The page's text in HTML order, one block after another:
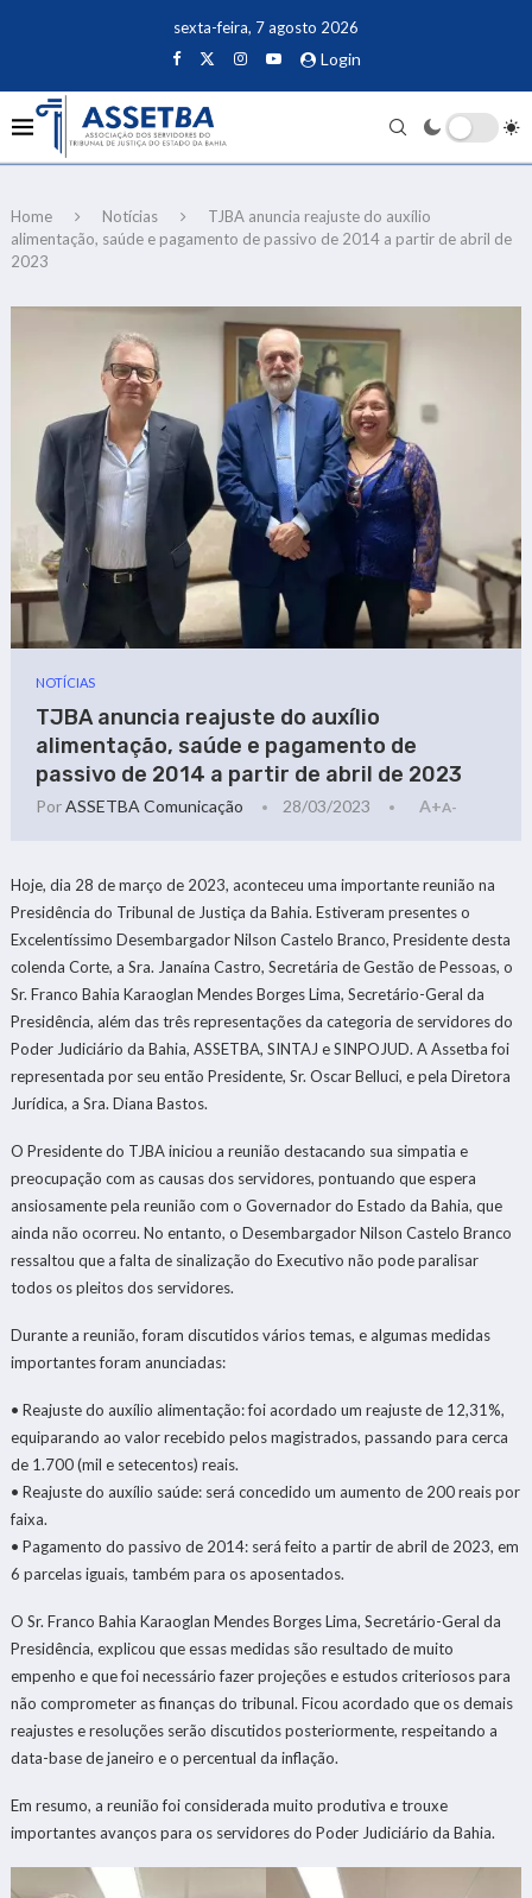
sexta-feira, 7 agosto 2026
Login
Home Notícias
TJBA anuncia reajuste do auxílio
alimentação, saúde e pagamento de passivo de 2014 a partir de abril de
2023
NOTÍCIAS
TJBA anuncia reajuste do auxílio
alimentação, saúde e pagamento de
passivo de 2014 a partir de abril de 2023
PorASSETBA Comunicação 28/03/2023 A+A-
Hoje, dia 28 de março de 2023, aconteceu uma importante reunião na
Presidência do Tribunal de Justiça da Bahia. Estiveram presentes o
Excelentíssimo Desembargador Nilson Castelo Branco, Presidente desta
colenda Corte, a Sra. Janaína Castro, Secretária de Gestão de Pessoas, o
Sr. Franco Bahia Karaoglan Mendes Borges Lima, Secretário-Geral da
Presidência, além das três representações da categoria de servidores do
Poder Judiciário da Bahia, ASSETBA, SINTAJ e SINPOJUD. A Assetba foi
representada por seu então Presidente, Sr. Oscar Belluci, e pela Diretora
Jurídica, a Sra. Diana Bastos.
O Presidente do TJBA iniciou a reunião destacando sua simpatia e
preocupação com as causas dos servidores, pontuando que espera
ansiosamente pela reunião com o Governador do Estado da Bahia, que
ainda não ocorreu. No entanto, o Desembargador Nilson Castelo Branco
ressaltou que a falta de sinalização do Executivo não pode paralisar
todos os pleitos dos servidores.
Durante a reunião, foram discutidos vários temas, e algumas medidas
importantes foram anunciadas:
• Reajuste do auxílio alimentação: foi acordado um reajuste de 12,31%,
equiparando ao valor recebido pelos magistrados, passando para cerca
de 1.700 (mil e setecentos) reais.
• Reajuste do auxílio saúde: será concedido um aumento de 200 reais por
faixa.
• Pagamento do passivo de 2014: será feito a partir de abril de 2023, em
6 parcelas iguais, também para os aposentados.
O Sr. Franco Bahia Karaoglan Mendes Borges Lima, Secretário-Geral da
Presidência, explicou que essas medidas são resultado de muito
empenho e que foi necessário fazer projeções e estudos criteriosos para
não comprometer as finanças do tribunal. Ficou acordado que os demais
reajustes e resoluções serão discutidos posteriormente, respeitando a
data-base de janeiro e o percentual da inflação.
Em resumo, a reunião foi considerada muito produtiva e trouxe
importantes avanços para os servidores do Poder Judiciário da Bahia.